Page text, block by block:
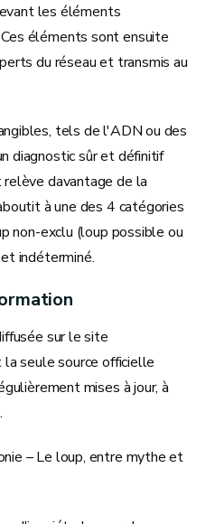
les éléments
éléments sont ensuite
du réseau et transmis au
tels de l'ADN ou des
diagnostic sûr et définitif
davantage de la
à une des 4 catégories
non-exclu (loup possible ou
indéterminé.
sur le site
seule source officielle
mises à jour, à
– Le loup, entre mythe et